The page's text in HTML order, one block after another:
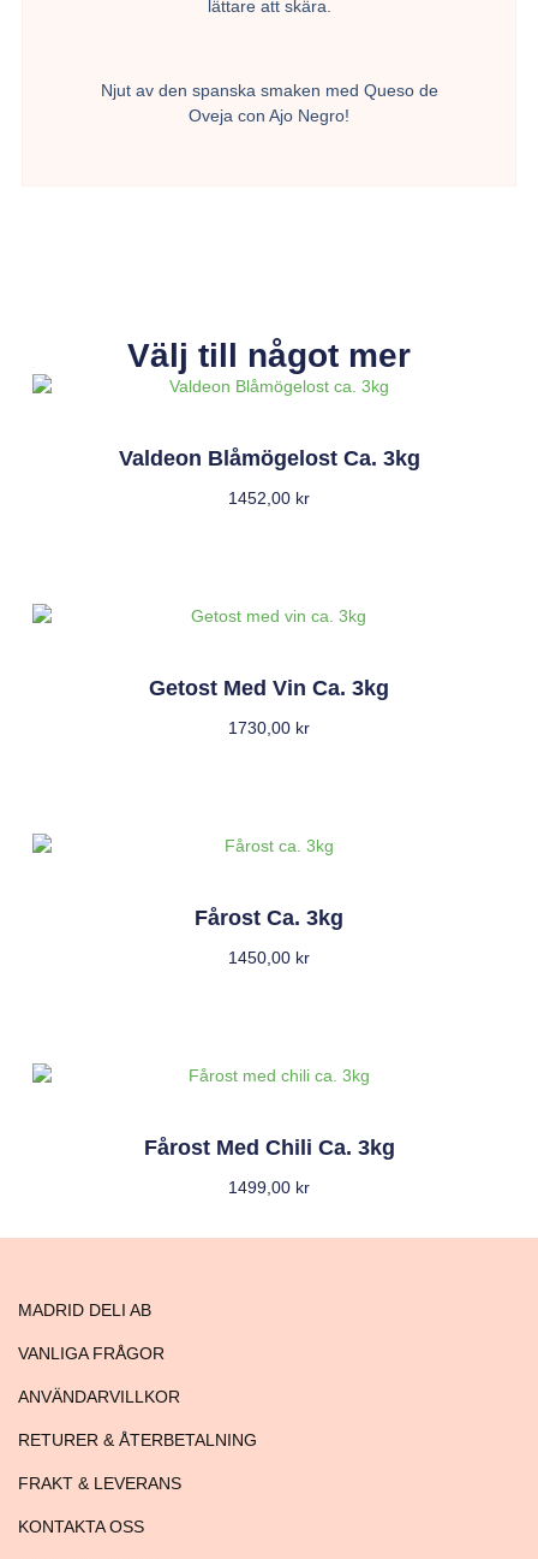
lättare att skära.
Njut av den spanska smaken med Queso de
Oveja con Ajo Negro!
Välj till något mer
Valdeon Blåmögelost Ca. 3kg
1452,00 kr
Getost Med Vin Ca. 3kg
1730,00 kr
Fårost Ca. 3kg
1450,00 kr
Fårost Med Chili Ca. 3kg
1499,00 kr
MADRID DELI AB
VANLIGA FRÅGOR
ANVÄNDARVILLKOR
RETURER & ÅTERBETALNING
FRAKT & LEVERANS
KONTAKTA OSS